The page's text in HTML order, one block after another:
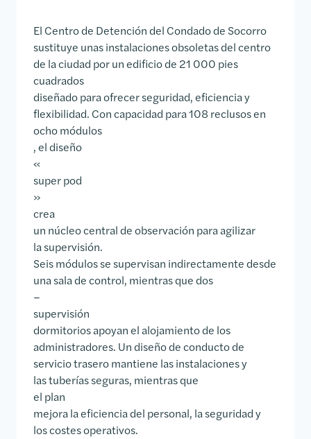
El Centro de Detención del Condado de Socorro
sustituye unas instalaciones obsoletas del centro
de la ciudad por un edificio de 21 000 pies
cuadrados
diseñado para ofrecer seguridad, eficiencia y
flexibilidad. Con capacidad para 108 reclusos en
ocho módulos
, el diseño
«
super pod
»
crea
un núcleo central de observación para agilizar
la supervisión.
Seis módulos se supervisan indirectamente desde
una sala de control, mientras que dos
–
supervisión
dormitorios apoyan el alojamiento de los
administradores. Un diseño de conducto de
servicio trasero mantiene las instalaciones y
las tuberías seguras, mientras que
el plan
mejora la eficiencia del personal, la seguridad y
los costes operativos.